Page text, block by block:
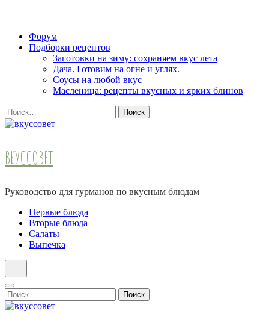
Skip
Форум
Подборки рецептов
Заготовки на зиму: сохраняем вкус лета
Дача. Готовим на огне и углях.
Соусы на любой вкус
Масленица: рецепты вкусных и ярких блинов
Найти:
ВКУССОВЕТ
Руководство для гурманов по вкусным блюдам
Первые блюда
Вторые блюда
Салаты
Выпечка
Найти: